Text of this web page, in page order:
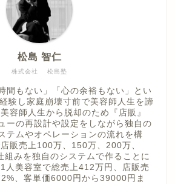
株式会社 松島塾
松島 智仁
間もない」「心の余裕もない」とい
験し家庭崩壊寸前で美容師人生を諦
容師人生から脱却のため『店販』
ーの再設計や設定をしながら独自の
テムやオペレーションの流れを構
販売上100万、150万、200万、
組みを独自のシステムで作ることに
人美容室で総売上412万円、店販売
、客単価6000円から39000円ま